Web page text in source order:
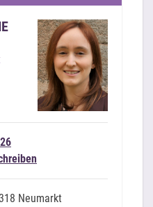
Neumarkt